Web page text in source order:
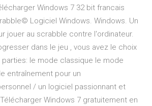
Windows 7 32 bit francais
Logiciel Windows. Windows. Un
jouer au scrabble contre l'ordinateur.
dans le jeu , vous avez le choix
le mode classique le mode
entraînement pour un
/ un logiciel passionnant et
Windows 7 gratuitement en